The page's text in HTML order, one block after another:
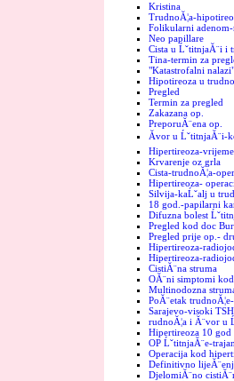
Kristina
TrudnoĂ¦a-
Folikularni adenom-
Neo papillare
Cista u ĹˇtitnjaĂ¨i i
Tina-termin za
"Katastrofalni
Hipotireoza u
Pregled
Termin za pregled
Zakazana op.
PreporuĂ¨ena op.
Ăvor u ĹˇtitnjaĂ¨i-
Hipertireoza-
Krvarenje oz grla
Cista-trudnoĂ¦a-
Hipertireoza-
Silvija-kaĹˇalj u
18 god.-papilarni
Difuzna bolest
Pregled kod doc
Pregled prije op.-
Hipertireoza-
Hipertireoza-
CistiĂ¨na struma
OĂ¨ni simptomi
Multinodozna
PoĂ¨etak
Sarajevo-visoki TSH
rudnoĂ¦a i Ă¨vor u
Hipertireoza 10 god
OP ĹˇtitnjaĂ¨e-
Operacija kod
Definitivno
DjelomiĂ¨no